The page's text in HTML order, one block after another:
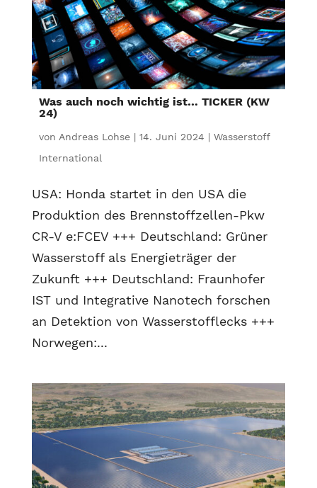
Was auch noch wichtig ist… TICKER (KW
24)
von Andreas Lohse| 14. Juni 2024 | Wasserstoff
International
USA: Honda startet in den USA die
Produktion des Brennstoffzellen-Pkw
CR-V e:FCEV +++ Deutschland: Grüner
Wasserstoff als Energieträger der
Zukunft +++ Deutschland: Fraunhofer
IST und Integrative Nanotech forschen
an Detektion von Wasserstofflecks +++
Norwegen:...